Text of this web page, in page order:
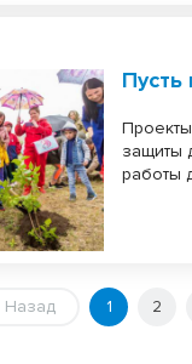
защиты
работы
Назад 1 2